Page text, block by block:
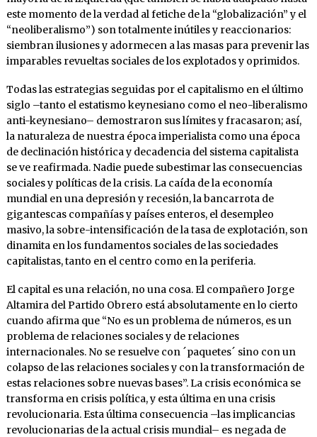
este momento de la verdad al fetiche de la “globalización” y el
“neoliberalismo”) son totalmente inútiles y reaccionarios:
siembran ilusiones y adormecen a las masas para prevenir las
imparables revueltas sociales de los explotados y oprimidos.
Todas las estrategias seguidas por el capitalismo en el último
siglo –tanto el estatismo keynesiano como el neo-liberalismo
anti-keynesiano– demostraron sus límites y fracasaron; así,
la naturaleza de nuestra época imperialista como una época
de declinación histórica y decadencia del sistema capitalista
se ve reafirmada. Nadie puede subestimar las consecuencias
sociales y políticas de la crisis. La caída de la economía
mundial en una depresión y recesión, la bancarrota de
gigantescas compañías y países enteros, el desempleo
masivo, la sobre-intensificación de la tasa de explotación, son
dinamita en los fundamentos sociales de las sociedades
capitalistas, tanto en el centro como en la periferia.
El capital es una relación, no una cosa. El compañero Jorge
Altamira del Partido Obrero está absolutamente en lo cierto
cuando afirma que “No es un problema de números, es un
problema de relaciones sociales y de relaciones
internacionales. No se resuelve con ´paquetes´ sino con un
colapso de las relaciones sociales y con la transformación de
estas relaciones sobre nuevas bases”. La crisis económica se
transforma en crisis política, y esta última en una crisis
revolucionaria. Esta última consecuencia –las implicancias
revolucionarias de la actual crisis mundial– es negada de